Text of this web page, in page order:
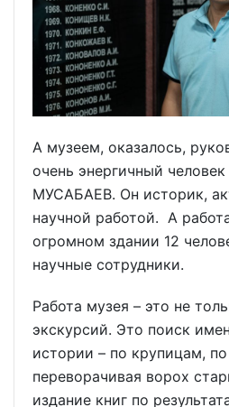
А музеем, оказалось,
очень энергичный
МУСАБАЕВ. Он историк,
научной работой. А
огромном здании 12
научные сотрудники.
Работа музея – это не
экскурсий. Это поиск
истории – по крупицам,
переворачивая ворох
издание книг по